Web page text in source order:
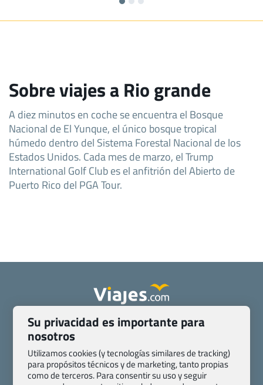
Sobre viajes a Rio grande
A diez minutos en coche se encuentra el Bosque
Nacional de El Yunque, el único bosque tropical
húmedo dentro del Sistema Forestal Nacional de los
Estados Unidos. Cada mes de marzo, el Trump
International Golf Club es el anfitrión del Abierto de
Puerto Rico del PGA Tour.
Quienes somos
Contacto
Pasaporte, Visado, Salud y otras disposiciones específicas
Blog de Viajes.com
Registro de agencias
Preguntas frecuentes
Condiciones generales
Política de privacidad y cookies
Transparencia
Su privacidad es importante para
nosotros
Utilizamos cookies (y tecnologías similares de tracking)
para propósitos técnicos y de marketing, tanto propias
como de terceros. Para consentir su uso y seguir